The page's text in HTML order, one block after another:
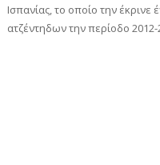
Ισπανίας, το οποίο την
ατζέντηδων την περίοδο 2012-